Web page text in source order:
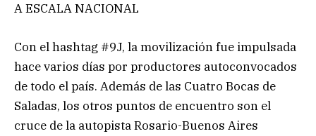
A ESCALA NACIONAL
Con el hashtag #9J, la movilización fue impulsada
hace varios días por productores autoconvocados
de todo el país. Además de las Cuatro Bocas de
Saladas, los otros puntos de encuentro son el
cruce de la autopista Rosario-Buenos Aires